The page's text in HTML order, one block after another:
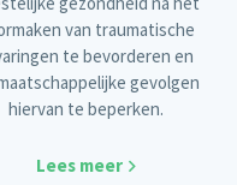
van traumatische
te bevorderen en
gevolgen
hiervan te beperken.
Lees meer